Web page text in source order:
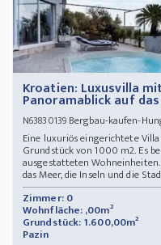
Kroatien: Luxusvilla
Panoramablick auf
N63830139Bergbau-kaufen-
Eine luxuriös eingerichtete
Grundstück von 1000 m2. Es
ausgestatteten
das Meer, die Inseln und die
Zimmer: 0
Wohnfläche: ,00m²
Grundstück: 1.600,00m²
Pazin